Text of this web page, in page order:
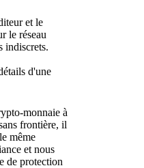
et le
le réseau
indiscrets.
d'une
monnaie à
frontière, il
même
et nous
de protection